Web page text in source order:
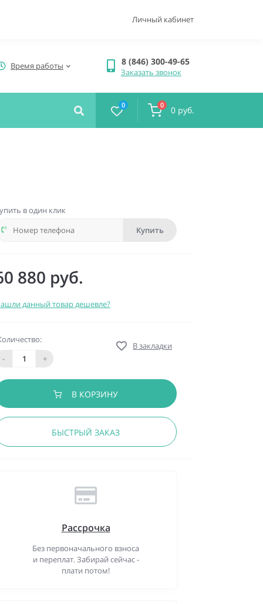
Личный кабинет
Время работы 8 (846) 300-49-65
Заказать звонок
0 0 0 руб.
в один клик
Купить
880 руб.
данный товар дешевле?
-
+
В закладки
В КОРЗИНУ
БЫСТРЫЙ ЗАКАЗ
Рассрочка
Без первоначального взноса
и переплат. Забирай сейчас -
плати потом!